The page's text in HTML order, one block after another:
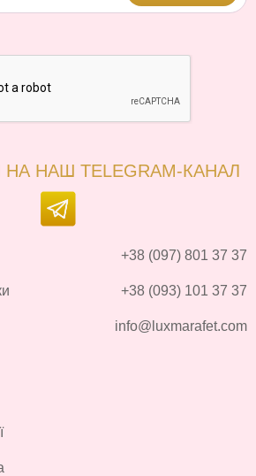
НАШ TELEGRAM-КАНАЛ
+38 (097) 801 37 37
+38 (093) 101 37 37
info@luxmarafet.com